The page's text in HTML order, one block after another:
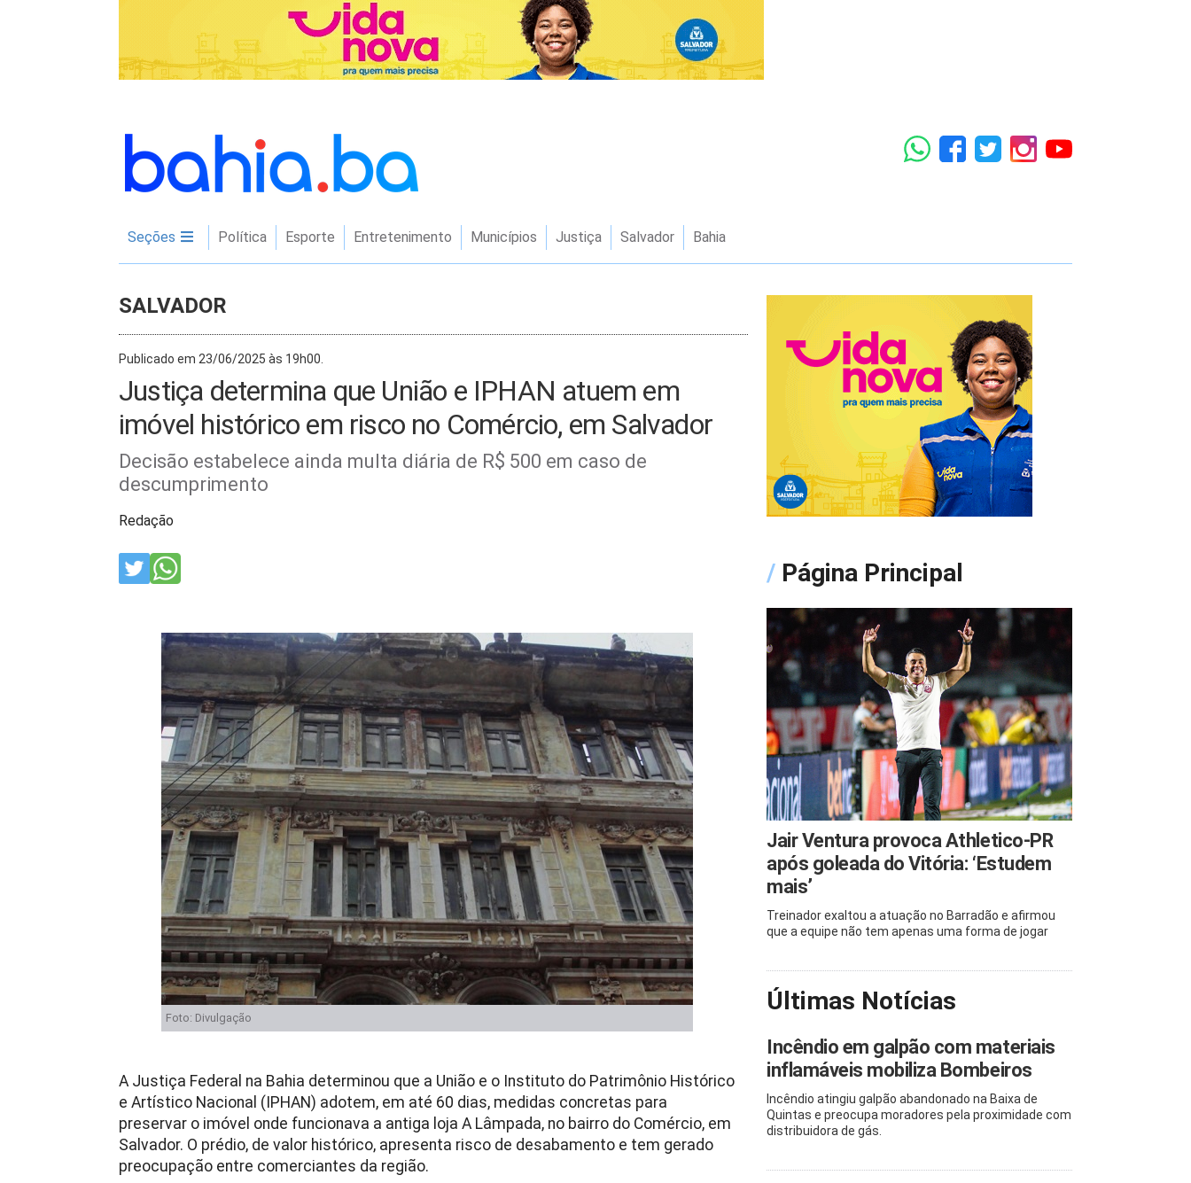
Seções Política Esporte Entretenimento Municípios Justiça Salvador Bahia
SALVADOR
Publicado em 23/06/2025 às 19h00.
Justiça determina que União e IPHAN atuem em
imóvel histórico em risco no Comércio, em Salvador
Decisão estabelece ainda multa diária de R$ 500 em caso de
descumprimento
Redação
Foto: Divulgação
A Justiça Federal na Bahia determinou que a União e o Instituto do Patrimônio Histórico
e Artístico Nacional (IPHAN) adotem, em até 60 dias, medidas concretas para
preservar o imóvel onde funcionava a antiga loja A Lâmpada, no bairro do Comércio, em
Salvador. O prédio, de valor histórico, apresenta risco de desabamento e tem gerado
preocupação entre comerciantes da região.
/ Página Principal
Jair Ventura provoca Athletico-PR
após goleada do Vitória: ‘Estudem
mais’
Treinador exaltou a atuação no Barradão e afirmou
que a equipe não tem apenas uma forma de jogar
Últimas Notícias
Incêndio em galpão com materiais
inflamáveis mobiliza Bombeiros
Incêndio atingiu galpão abandonado na Baixa de
Quintas e preocupa moradores pela proximidade com
distribuidora de gás.